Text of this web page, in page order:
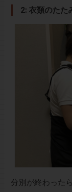
2: 衣類のたた
分別が終わった